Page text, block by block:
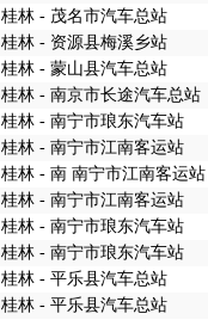
桂林 - 茂名市汽车总站
桂林 - 资源县梅溪乡站
桂林 - 蒙山县汽车总站
桂林 - 南京市长途汽车总站
桂林 - 南宁市琅东汽车站
桂林 - 南宁市江南客运站
桂林 - 南 南宁市江南客运站
桂林 - 南宁市江南客运站
桂林 - 南宁市琅东汽车站
桂林 - 南宁市琅东汽车站
桂林 - 平乐县汽车总站
桂林 - 平乐县汽车总站